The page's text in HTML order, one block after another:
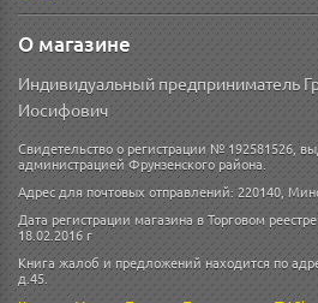
О магазине
Индивидуальный предприниматель
Иосифович
Свидетельство о регистрации № 192581526,
администрацией Фрунзенского района.
Адрес для почтовых отправлений: 220140,
Дата регистрации магазина в Торговом
18.02.2016 г
Книга жалоб и предложений находится по
д.45.